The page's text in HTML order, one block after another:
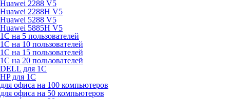
Huawei 2288 V5
Huawei 2288H V5
Huawei 5288 V5
Huawei 5885H V5
1С на 5 пользователей
1С на 10 пользователей
1С на 15 пользователей
1С на 20 пользователей
DELL для 1С
HP для 1С
для офиса на 100 компьютеров
для офиса на 50 компьютеров